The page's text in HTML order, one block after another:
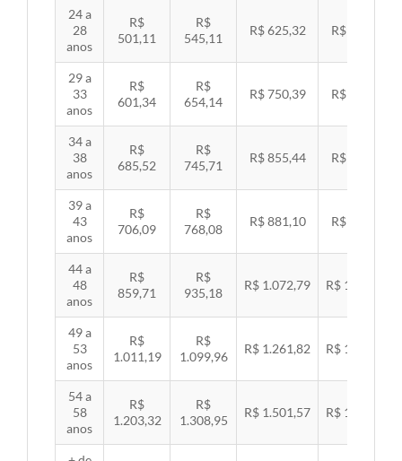
24 a
28
anos
R$
501,11
R$
545,11
R$ 625,32 R$ 644,40
29 a
33
anos
R$
601,34
R$
654,14
R$ 750,39 R$ 773,29
34 a
38
anos
R$
685,52
R$
745,71
R$ 855,44 R$ 881,54
39 a
43
anos
R$
706,09
R$
768,08
R$ 881,10 R$ 907,99
44 a
48
anos
R$
859,71
R$
935,18
R$ 1.072,79 R$ 1.105,53
49 a
53
anos
R$
1.011,19
R$
1.099,96
R$ 1.261,82 R$ 1.300,32
54 a
58
anos
R$
1.203,32
R$
1.308,95
R$ 1.501,57 R$ 1.547,38